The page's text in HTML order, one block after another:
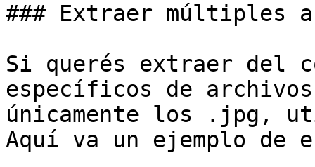
### Extraer múltiples
Si querés extraer del
específicos de archivos
únicamente los .jpg,
Aquí va un ejemplo de